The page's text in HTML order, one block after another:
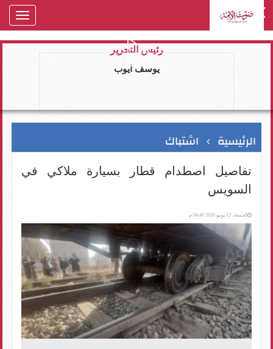
رئيس التحرير
يوسف ايوب
الرئيسية اشتباك
تفاصيل اصطدام قطار بسيارة ملاكي في
السويس
الجمعة، 12 يونيو 2026 04:40 م